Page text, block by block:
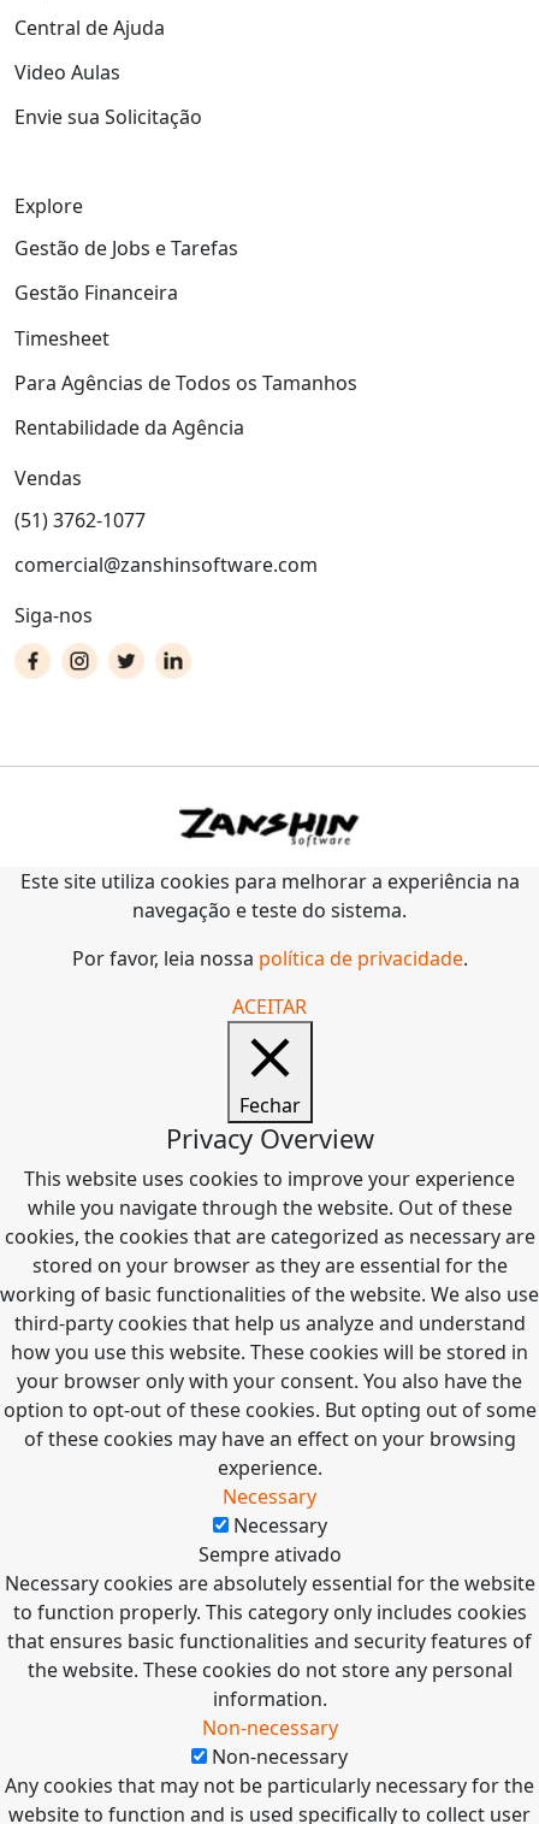
Central de Ajuda
Video Aulas
Envie sua Solicitação
Explore
Gestão de Jobs e Tarefas
Gestão Financeira
Timesheet
Para Agências de Todos os Tamanhos
Rentabilidade da Agência
Vendas
(51) 3762-1077
comercial@zanshinsoftware.com
Siga-nos
Este site utiliza cookies para melhorar a experiência na
navegação e teste do sistema.
Por favor, leia nossa política de privacidade.
ACEITAR
Fechar
Privacy Overview
This website uses cookies to improve your experience
while you navigate through the website. Out of these
cookies, the cookies that are categorized as necessary are
stored on your browser as they are essential for the
working of basic functionalities of the website. We also use
third-party cookies that help us analyze and understand
how you use this website. These cookies will be stored in
your browser only with your consent. You also have the
option to opt-out of these cookies. But opting out of some
of these cookies may have an effect on your browsing
experience.
Necessary
Necessary
Sempre ativado
Necessary cookies are absolutely essential for the website
to function properly. This category only includes cookies
that ensures basic functionalities and security features of
the website. These cookies do not store any personal
information.
Non-necessary
Non-necessary
Any cookies that may not be particularly necessary for the
website to function and is used specifically to collect user